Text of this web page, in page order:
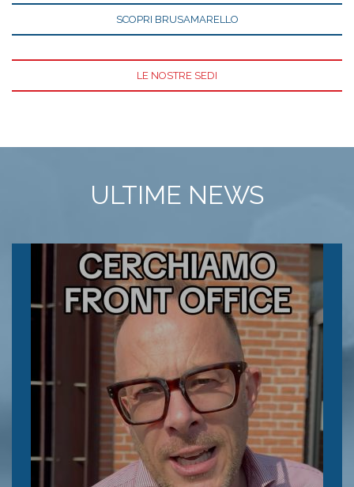
SCOPRI BRUSAMARELLO
LE NOSTRE SEDI
ULTIME NEWS